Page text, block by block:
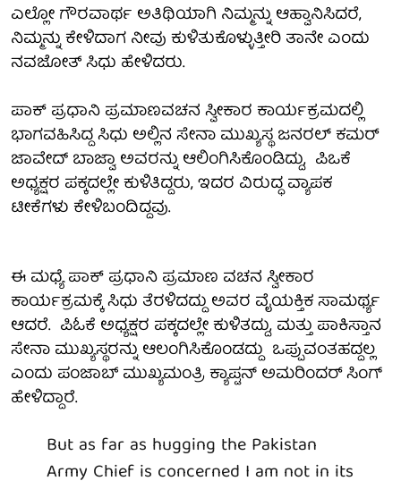
ಎಲ್ಲೋ ಗೌರವಾರ್ಥ ಅತಿಥಿಯಾಗಿ ನಿಮ್ಮನ್ನು ಆಹ್ವಾನಿಸಿದರೆ,
ನಿಮ್ಮನ್ನು ಕೇಳಿದಾಗ ನೀವು ಕುಳಿತುಕೊಳ್ಳುತ್ತೀರಿ ತಾನೇ ಎಂದು
ನವಜೋತ್ ಸಿಧು ಹೇಳಿದರು.
ಪಾಕ್ ಪ್ರಧಾನಿ ಪ್ರಮಾಣವಚನ ಸ್ವೀಕಾರ ಕಾರ್ಯಕ್ರಮದಲ್ಲಿ
ಭಾಗವಹಿಸಿದ್ದ ಸಿಧು ಅಲ್ಲಿನ ಸೇನಾ ಮುಖ್ಯಸ್ಥ ಜನರಲ್ ಕಮರ್‌
ಜಾವೇದ್‌ ಬಾಜ್ವಾ ಅವರನ್ನು ಆಲಿಂಗಿಸಿಕೊಂಡಿದ್ದು, ಪಿಒಕೆ
ಅಧ್ಯಕ್ಷರ ಪಕ್ಕದಲ್ಲೇ ಕುಳಿತಿದ್ದರು, ಇದರ ವಿರುದ್ಧ ವ್ಯಾಪಕ
ಟೀಕೆಗಳು ಕೇಳಿಬಂದಿದ್ದವು.
ಈ ಮಧ್ಯೆ ಪಾಕ್ ಪ್ರಧಾನಿ ಪ್ರಮಾಣ ವಚನ ಸ್ವೀಕಾರ
ಕಾರ್ಯಕ್ರಮಕ್ಕೆ ಸಿಧು ತೆರಳಿದದ್ದು ಅವರ ವೈಯಕ್ತಿಕ ಸಾಮರ್ಥ್ಯ
ಆದರೆ. ಪಿಓಕೆ ಅಧ್ಯಕ್ಷರ ಪಕ್ಕದಲ್ಲೇ ಕುಳಿತದ್ದು, ಮತ್ತು ಪಾಕಿಸ್ತಾನ
ಸೇನಾ ಮುಖ್ಯಸ್ಥರನ್ನು ಆಲಂಗಿಸಿಕೊಂಡದ್ದು ಒಪ್ಪುವಂತಹದ್ದಲ್ಲ
ಎಂದು ಪಂಜಾಬ್ ಮುಖ್ಯಮಂತ್ರಿ ಕ್ಯಾಪ್ಟನ್ ಅಮರಿಂದರ್ ಸಿಂಗ್
ಹೇಳಿದ್ದಾರೆ.
But as far as hugging the Pakistan
Army Chief is concerned I am not in its